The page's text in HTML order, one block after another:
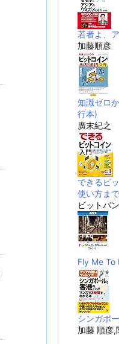
若者よ、
加藤順彦
知識ゼロ
行本)
廣末紀之
できるビ
使い方ま
ビットバ
Fly Me To
シンガポ
加藤 順彦,